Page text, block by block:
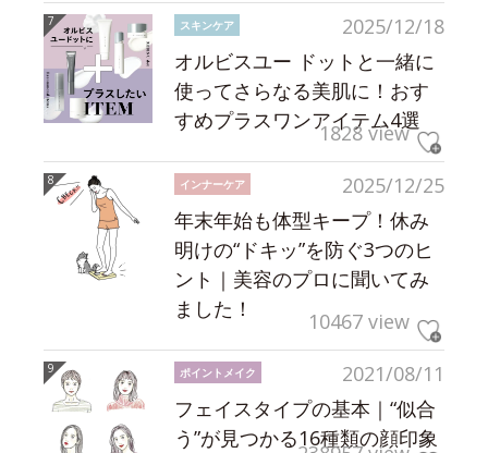
2025/12/18
スキンケア
オルビスユー ドットと一緒に
使ってさらなる美肌に！おす
すめプラスワンアイテム4選
1828 view
2025/12/25
インナーケア
年末年始も体型キープ！休み
明けの“ドキッ”を防ぐ3つのヒ
ント｜美容のプロに聞いてみ
ました！
10467 view
2021/08/11
ポイントメイク
フェイスタイプの基本｜“似合
う”が見つかる16種類の顔印象